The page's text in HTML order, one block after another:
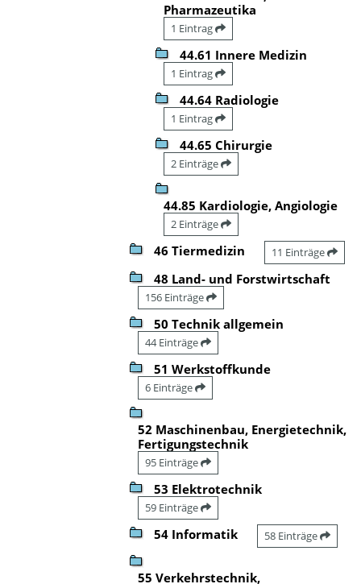
Pharmazeutika
1 Eintrag
44.61 Innere Medizin
1 Eintrag
44.64 Radiologie
1 Eintrag
44.65 Chirurgie
2 Einträge
44.85 Kardiologie, Angiologie
2 Einträge
46 Tiermedizin 11 Einträge
48 Land- und Forstwirtschaft
156 Einträge
50 Technik allgemein
44 Einträge
51 Werkstoffkunde
6 Einträge
52 Maschinenbau, Energietechnik,
Fertigungstechnik
95 Einträge
53 Elektrotechnik
59 Einträge
54 Informatik 58 Einträge
55 Verkehrstechnik,